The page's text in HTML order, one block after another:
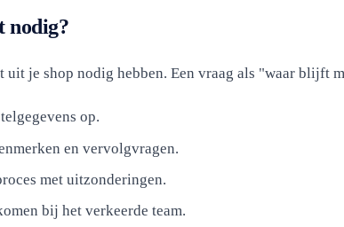
nodig?
je shop nodig hebben. Een vraag als "waar blijft
op.
en vervolgvragen.
met uitzonderingen.
bij het verkeerde team.